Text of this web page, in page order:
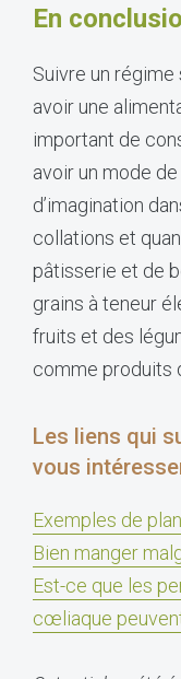
En
Suivre un
avoir une
important de
avoir un mode
d’imagination
collations et
pâtisserie et de
grains à teneur
fruits et des
comme produits
Les liens qui
vous
Exemples de
Bien manger
Est-ce que les
cœliaque